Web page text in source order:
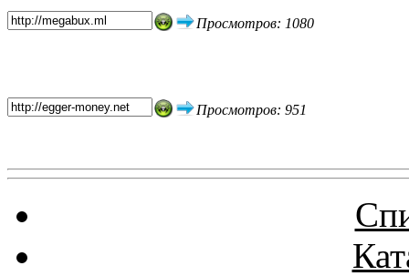
Просмотров: 1080
Просмотров: 951